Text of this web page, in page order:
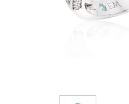
Бесплатная доставка